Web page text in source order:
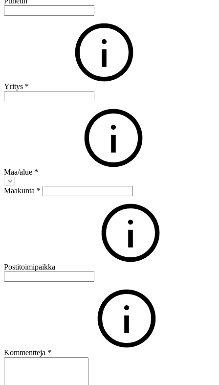
Yritys *
Maa/alue *
Maakunta *
Postitoimipaikka
Kommentteja *